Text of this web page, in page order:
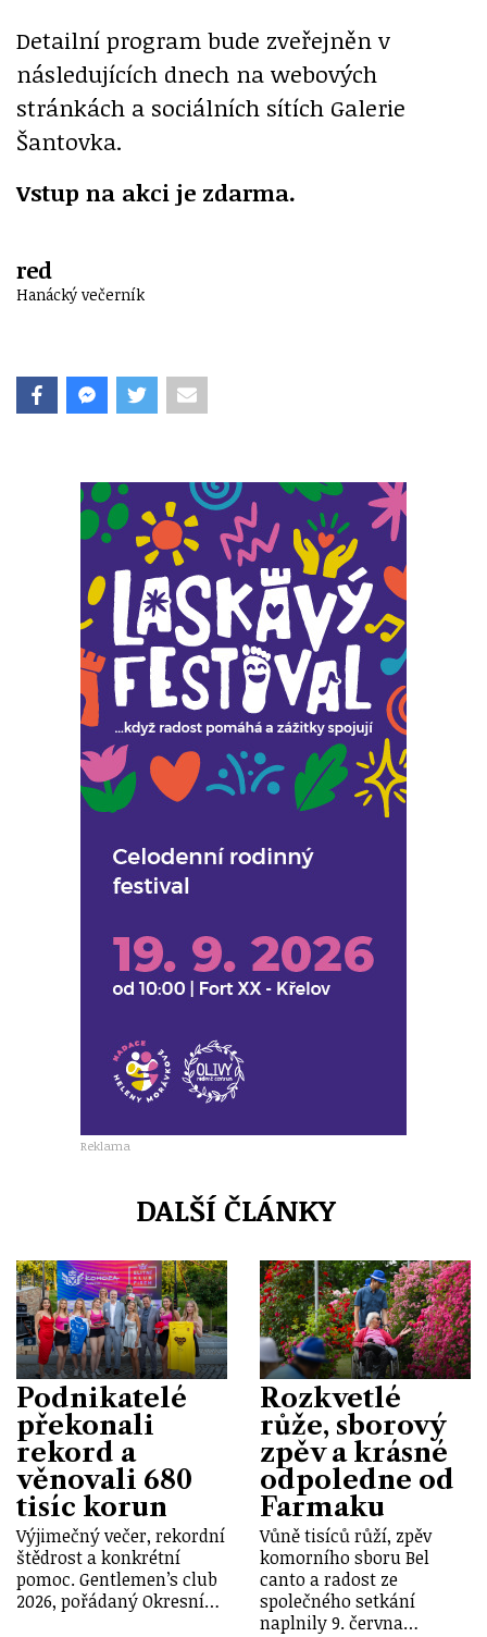
Detailní program bude zveřejněn v
následujících dnech na webových
stránkách a sociálních sítích Galerie
Šantovka.
Vstup na akci je zdarma.
red
Hanácký večerník
Reklama
DALŠÍ ČLÁNKY
Podnikatelé
překonali
rekord a
věnovali 680
tisíc korun
Výjimečný večer, rekordní
štědrost a konkrétní
pomoc. Gentlemen’s club
2026, pořádaný Okresní…
Rozkvetlé
růže, sborový
zpěv a krásné
odpoledne od
Farmaku
Vůně tisíců růží, zpěv
komorního sboru Bel
canto a radost ze
společného setkání
naplnily 9. června…